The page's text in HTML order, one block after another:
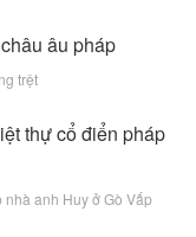
trệt
anh Huy ở Gò Vấp